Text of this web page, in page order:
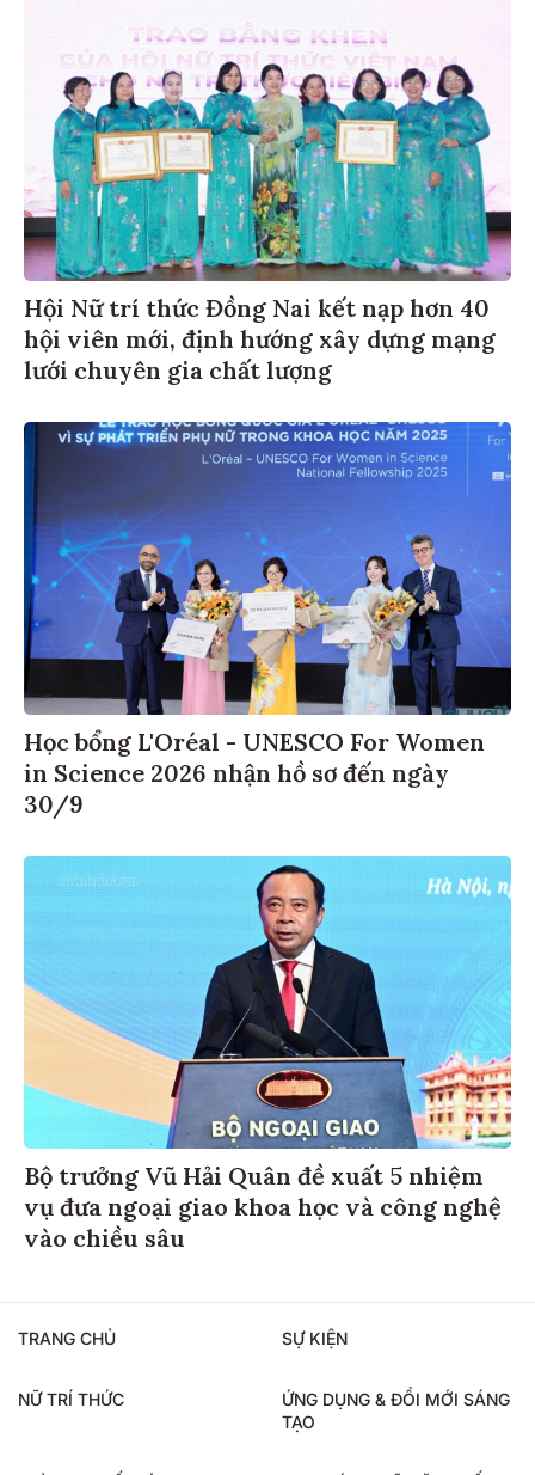
Hội Nữ trí thức Đồng Nai kết nạp hơn 40
hội viên mới, định hướng xây dựng mạng
lưới chuyên gia chất lượng
Học bổng L'Oréal - UNESCO For Women
in Science 2026 nhận hồ sơ đến ngày
30/9
Bộ trưởng Vũ Hải Quân đề xuất 5 nhiệm
vụ đưa ngoại giao khoa học và công nghệ
vào chiều sâu
TRANG CHỦ SỰ KIỆN
NỮ TRÍ THỨC
ỨNG DỤNG & ĐỔI MỚI SÁNG
TẠO